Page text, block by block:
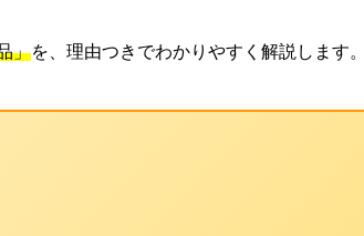
」を、理由つきでわかりやすく解説します。